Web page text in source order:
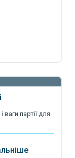
партії для